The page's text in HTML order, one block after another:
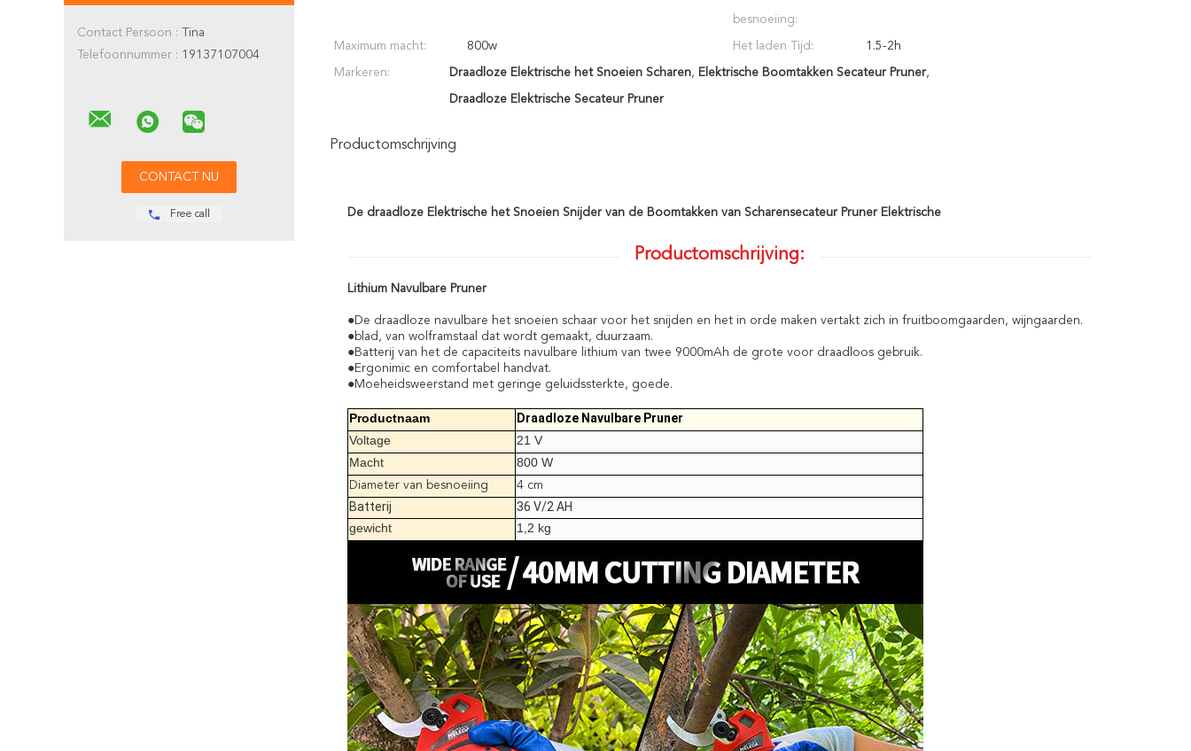
Contact Persoon : Tina
Telefoonnummer : 19137107004
Free call
besnoeiing:
Maximum macht: 800w Het laden Tijd: 1.5-2h
Markeren: Draadloze Elektrische het Snoeien Scharen, Elektrische Boomtakken Secateur Pruner,
Draadloze Elektrische Secateur Pruner
Productomschrijving
De draadloze Elektrische het Snoeien Snijder van de Boomtakken van Scharensecateur Pruner Elektrische
Productomschrijving:
Lithium Navulbare Pruner
●De draadloze navulbare het snoeien schaar voor het snijden en het in orde maken vertakt zich in fruitboomgaarden, wijngaarden.
●blad, van wolframstaal dat wordt gemaakt, duurzaam.
●Batterij van het de capaciteits navulbare lithium van twee 9000mAh de grote voor draadloos gebruik.
●Ergonimic en comfortabel handvat.
●Moeheidsweerstand met geringe geluidssterkte, goede.
Productnaam
Draadloze Navulbare Pruner
Voltage
21 V
Macht
800 W
Diameter van besnoeiing 4 cm
Batterij
36 V/2 AH
gewicht
1,2 kg